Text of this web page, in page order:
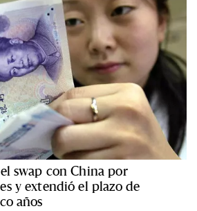
swap con China por
y extendió el plazo de
años